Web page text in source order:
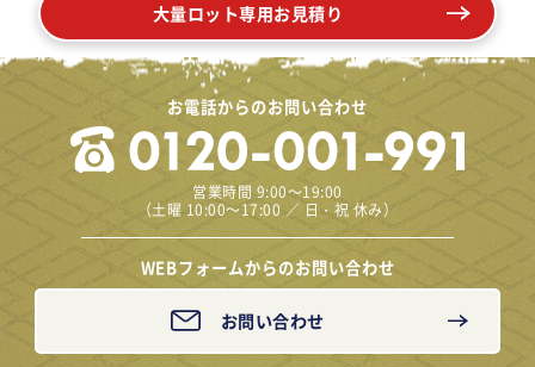
大量ロット専用お見積り
お電話からのお問い合わせ
営業時間 9:00～19:00
（土曜 10:00～17:00 ／ 日・祝 休み）
WEBフォームからのお問い合わせ
お問い合わせ